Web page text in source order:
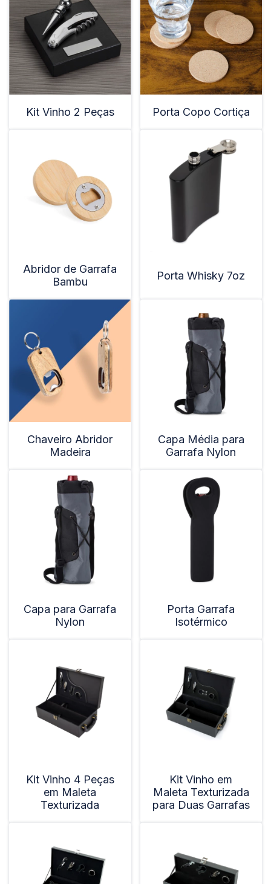
Kit Vinho 2 Peças Porta Copo Cortiça
Abridor de Garrafa
Bambu
Porta Whisky 7oz
Chaveiro Abridor
Madeira
Capa Média para
Garrafa Nylon
Capa para Garrafa
Nylon
Porta Garrafa
Isotérmico
Kit Vinho 4 Peças
em Maleta
Texturizada
Kit Vinho em
Maleta Texturizada
para Duas Garrafas